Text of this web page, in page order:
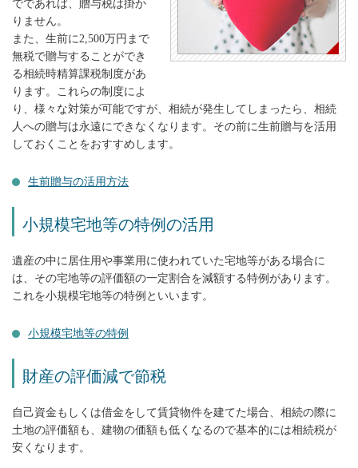
でであれば、贈与税は掛か
りません。
また、生前に2,500万円まで
無税で贈与することができ
る相続時精算課税制度があ
ります。これらの制度によ
り、様々な対策が可能ですが、相続が発生してしまったら、相続
人への贈与は永遠にできなくなります。その前に生前贈与を活用
しておくことをおすすめします。
生前贈与の活用方法
小規模宅地等の特例の活用
遺産の中に居住用や事業用に使われていた宅地等がある場合に
は、その宅地等の評価額の一定割合を減額する特例があります。
これを小規模宅地等の特例といいます。
小規模宅地等の特例
財産の評価減で節税
自己資金もしくは借金をして賃貸物件を建てた場合、相続の際に
土地の評価額も、建物の価額も低くなるので基本的には相続税が
安くなります。